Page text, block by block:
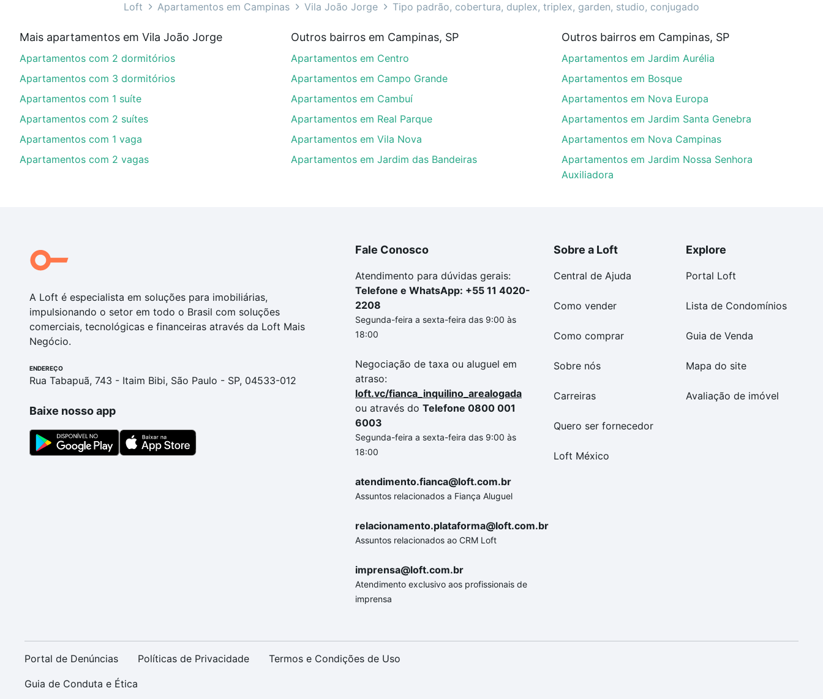
Aqui na Loft temos a oferta ideal para você, com Apartamentos com 1 suite à venda em Vila João Jorge, Campinas, SP que custam a partir de R$ 0 e com nossas
opções de financiamento imobiliário as parcelas podem se adequar ao seu orçamento. Se ainda tem alguma dúvida dos custos envolvidos no processo de compra,
veja em nosso portal quanto custa comprar um apartamento e conte com a gente para comprar o imóvel dos seus sonhos com segurança e conforto. Loft, com você
Loft Apartamentos em Campinas Vila João Jorge Tipo padrão, cobertura, duplex, triplex, garden, studio, conjugado
Mais apartamentos em Vila João Jorge
Apartamentos com 2 dormitórios
Apartamentos com 3 dormitórios
Apartamentos com 1 suíte
Apartamentos com 2 suítes
Apartamentos com 1 vaga
Apartamentos com 2 vagas
Outros bairros em Campinas, SP
Apartamentos em Centro
Apartamentos em Campo Grande
Apartamentos em Cambuí
Apartamentos em Real Parque
Apartamentos em Vila Nova
Apartamentos em Jardim das Bandeiras
Outros bairros em Campinas, SP
Apartamentos em Jardim Aurélia
Apartamentos em Bosque
Apartamentos em Nova Europa
Apartamentos em Jardim Santa Genebra
Apartamentos em Nova Campinas
Apartamentos em Jardim Nossa Senhora
Auxiliadora
A Loft é especialista em soluções para imobiliárias,
impulsionando o setor em todo o Brasil com soluções
comerciais, tecnológicas e financeiras através da Loft Mais
Negócio.
ENDEREÇO
Rua Tabapuã, 743 - Itaim Bibi, São Paulo - SP, 04533-012
Baixe nosso app
Fale Conosco
Atendimento para dúvidas gerais:
Telefone e WhatsApp: +55 11 4020-
2208
Segunda-feira a sexta-feira das 9:00 às
18:00
Negociação de taxa ou aluguel em
atraso:
loft.vc/fianca_inquilino_arealogada
ou através do Telefone 0800 001
6003
Segunda-feira a sexta-feira das 9:00 às
18:00
atendimento.fianca@loft.com.br
Assuntos relacionados a Fiança Aluguel
relacionamento.plataforma@loft.com.br
Assuntos relacionados ao CRM Loft
imprensa@loft.com.br
Atendimento exclusivo aos profissionais de
imprensa
Sobre a Loft
Central de Ajuda
Como vender
Como comprar
Sobre nós
Carreiras
Quero ser fornecedor
Loft México
Explore
Portal Loft
Lista de Condomínios
Guia de Venda
Mapa do site
Avaliação de imóvel
Portal de Denúncias Políticas de Privacidade Termos e Condições de Uso
Guia de Conduta e Ética